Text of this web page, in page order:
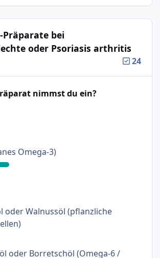
bei
oder Psoriasis arthritis
24
nimmst du ein?
Omega-3): 31%
oder Walnussöl (pflanzliche
: 18%
oder Borretschöl (Omega-6 /